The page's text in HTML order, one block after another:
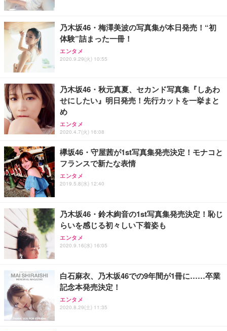
乃木坂46・梅澤美波の写真集が本日発売！“初
体験”詰まった一冊！
エンタメ
2020.9.29(火) 10:55
乃木坂46・秋元真夏、セカンド写真集『しあわ
せにしたい』明日発売！先行カットを一挙まと
め
エンタメ
2020.4.7(火) 16:08
欅坂46・守屋茜が1st写真集発売決定！モナコと
フランスで新たな表情
エンタメ
2019.5.8(水) 12:40
乃木坂46・鈴木絢音の1st写真集発売決定！恥じ
らいを感じる初々しい下着姿も
エンタメ
2020.9.16(水) 16:05
白石麻衣、乃木坂46での9年間が1冊に……卒業
記念本発売決定！
エンタメ
2020.8.29(土) 11:35